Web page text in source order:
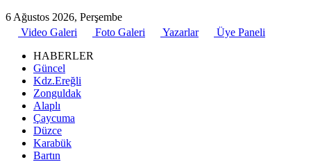
6 Ağustos 2026, Perşembe
Video Galeri
Foto Galeri Yazarlar
Üye Paneli
HABERLER
Güncel
Kdz.Ereğli
Zonguldak
Alaplı
Çaycuma
Düzce
Karabük
Bartın